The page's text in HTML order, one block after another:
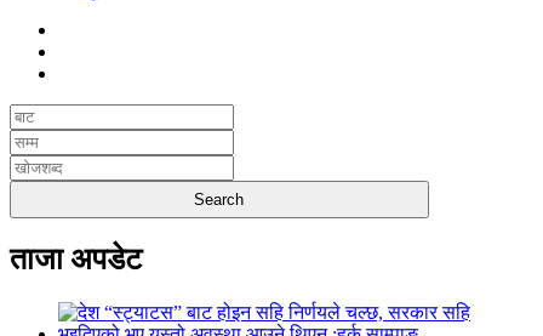
ताजा अपडेट